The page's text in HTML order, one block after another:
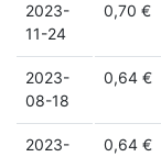
2023-
11-24
0,70 €
2023-
08-18
0,64 €
2023-
0,64 €